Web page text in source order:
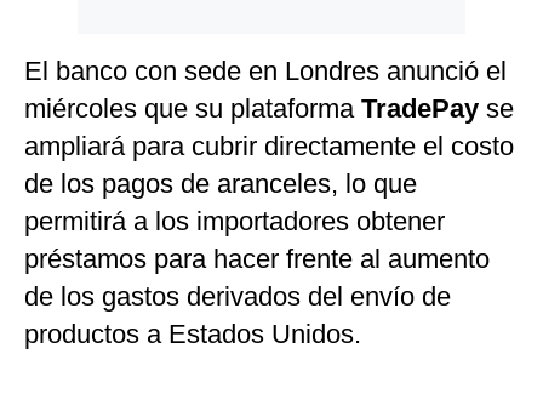
El banco con sede en Londres anunció el
miércoles que su plataforma TradePay se
ampliará para cubrir directamente el costo
de los pagos de aranceles, lo que
permitirá a los importadores obtener
préstamos para hacer frente al aumento
de los gastos derivados del envío de
productos a Estados Unidos.